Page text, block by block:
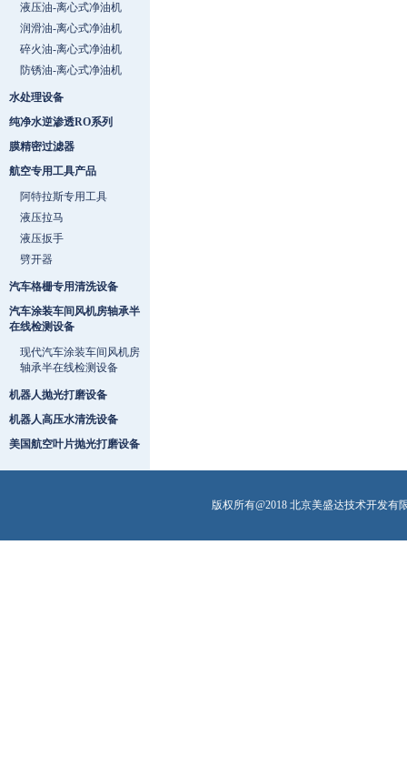
液压油-离心式净油机
润滑油-离心式净油机
碎火油-离心式净油机
防锈油-离心式净油机
水处理设备
纯净水逆渗透RO系列
膜精密过滤器
航空专用工具产品
阿特拉斯专用工具
液压拉马
液压扳手
劈开器
汽车格栅专用清洗设备
汽车涂装车间风机房轴承半
在线检测设备
现代汽车涂装车间风机房
轴承半在线检测设备
机器人抛光打磨设备
机器人高压水清洗设备
美国航空叶片抛光打磨设备
版权所有@2018 北京美盛达技术开发